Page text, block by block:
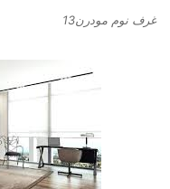
غرف نوم مودرن13